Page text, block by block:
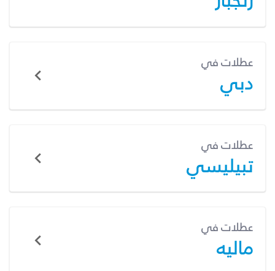
عطلات في
دبي
عطلات في
تبيليسي
عطلات في
ماليه